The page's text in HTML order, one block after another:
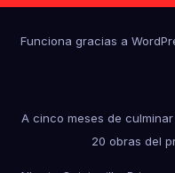
Funciona gracias a
A cinco meses de
20 obras del